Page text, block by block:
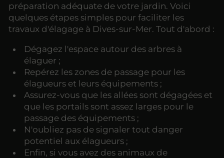
préparation adéquate de votre jardin. Voici
quelques étapes simples pour faciliter les
travaux d'élagage à Dives-sur-Mer. Tout d'abord :
Dégagez l'espace autour des arbres à
élaguer ;
Repérez les zones de passage pour les
élagueurs et leurs équipements ;
Assurez-vous que les allées sont dégagées et
que les portails sont assez larges pour le
passage des équipements ;
N'oubliez pas de signaler tout danger
potentiel aux élagueurs ;
Enfin, si vous avez des animaux de